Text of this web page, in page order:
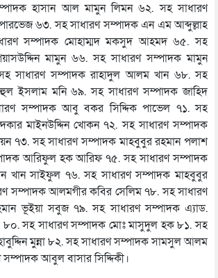
হাসান আল মামুন লিমন ৬২. সহ সাধারণ
৬৩. সহ সাধারণ সম্পাদক এন এম আব্দুল্লাহ
সম্পাদক মোহাম্মদ মকসুদ আহমদ ৬৫. সহ
মামুন ৬৬. সহ সাধারণ সম্পাদক মামুন
সাধারণ সম্পাদক রাহাদুল আলম খান ৬৮. সহ
ইসলাম মনি ৬৯. সহ সাধারণ সম্পাদক জাহিদ
সম্পাদক আবু বকর সিদ্দিক পাভেল ৭১. সহ
মাইনউদ্দিন খোকন ৭২. সহ সাধারণ সম্পাদক
৭৩. সহ সাধারণ সম্পাদক মাহবুবুর রহমান পলাশ
আরিফুল হক আরিফ ৭৫. সহ সাধারণ সম্পাদক
খান সাইফুল ৭৬. সহ সাধারণ সম্পাদক মাহবুবুর
সম্পাদক আলমগীর কবির সেলিম ৭৮. সহ সাধারণ
ভূইয়া সবুজ ৭৯. সহ সাধারণ সম্পাদক এ্যাড.
৮০. সহ সাধারণ সম্পাদক মোঃ মাসুদুল হক ৮১. সহ
মুন্না ৮২. সহ সাধারণ সম্পাদক সামসুল আলম
আবুল বাসার সিদ্দিকী।